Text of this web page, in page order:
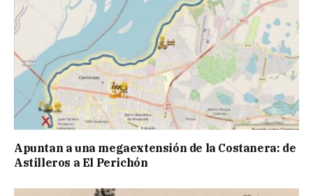
Apuntan a una megaextensión de la Costanera: de
Astilleros a El Perichón